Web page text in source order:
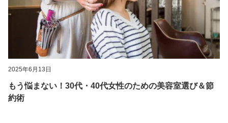
2025年6月13日
もう悩まない！30代・40代女性のための美容室選び＆節
約術